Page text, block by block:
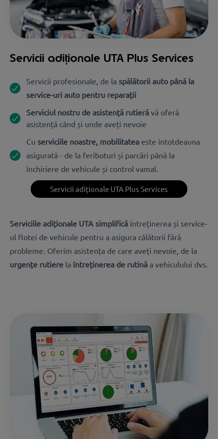
Servicii adiționale UTA Plus Services
Servicii profesionale, de la spălătorii auto până la
service-uri auto pentru reparații
Serviciul nostru de asistență rutieră vă oferă
asistență când și unde aveți nevoie
Cu serviciile noastre, mobilitatea este întotdeauna
asigurată - de la feriboturi și parcări până la
închiriere de vehicule și control vamal.
Servicii adiționale UTA Plus Services
Serviciile adiționale UTA simplifică întreținerea și service-
ul flotei de vehicule pentru a asigura călătorii fără
probleme. Oferim asistența de care aveți nevoie, de la
urgențe rutiere la întreținerea de rutină a vehiculului dvs.